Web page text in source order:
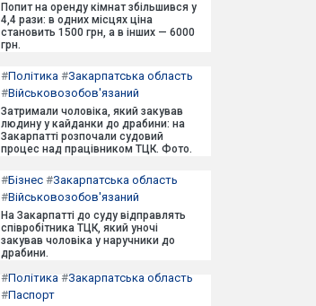
Попит на оренду кімнат збільшився у
4,4 рази: в одних місцях ціна
становить 1500 грн, а в інших — 6000
грн.
#Політика #Закарпатська область
#Військовозобов'язаний
Затримали чоловіка, який закував
людину у кайданки до драбини: на
Закарпатті розпочали судовий
процес над працівником ТЦК. Фото.
#Бізнес #Закарпатська область
#Військовозобов'язаний
На Закарпатті до суду відправлять
співробітника ТЦК, який уночі
закував чоловіка у наручники до
драбини.
#Політика #Закарпатська область
#Паспорт